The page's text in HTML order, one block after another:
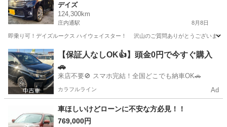
デイズ
124,300km
庄内通駅 8月8日
即乗り可！デイズルークス ハイウェイスター！ 沢山のご質問ありがとうございます
愛知 名古屋市 庄内通駅 デイズ
【保証人なしOK👍】頭金0円で今すぐ購入
🚗
来店不要🚫 スマホ完結！全国どこでも納車OK🚗
カラフルライン Ad
車ほしいけどローンに不安な方必見！！
769,000円